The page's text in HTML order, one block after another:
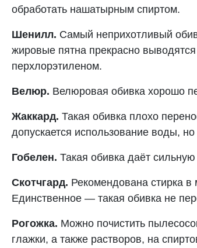
обработать нашатырным спиртом.
Шенилл. Самый неприхотливый
жировые пятна прекрасно
перхлорэтиленом.
Велюр. Велюровая обивка хорошо
Жаккард. Такая обивка плохо
допускается использование воды,
Гобелен. Такая обивка даёт
Скотчгард. Рекомендована стирка
Единственное — такая обивка не
Рогожка. Можно почистить
глажки, а также растворов, на